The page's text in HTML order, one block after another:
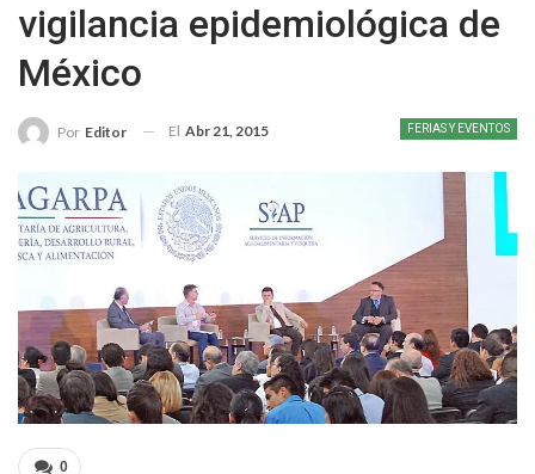
vigilancia epidemiológica de
México
FERIAS Y EVENTOS
Por Editor El Abr 21, 2015
0